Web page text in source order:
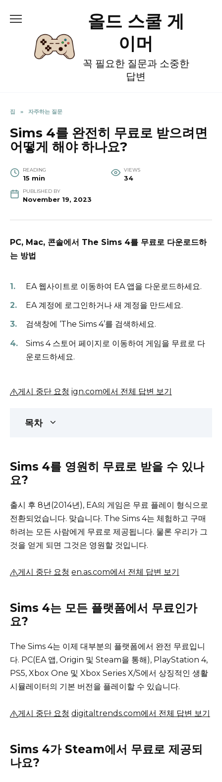
올드 스쿨 게
이머
꼭 필요한 질문과 소중한
답변
집 » 자주하는 질문
Sims 4를 완전히 무료로 받으려면
어떻게 해야 하나요?
READING
15 min
VIEWS
34
PUBLISHED BY
November 19, 2023
PC, Mac, 콘솔에서 The Sims 4를 무료로 다운로드하
는 방법
EA 웹사이트로 이동하여 EA 앱을 다운로드하세요.
EA 계정에 로그인하거나 새 계정을 만드세요.
검색창에 ‘The Sims 4’를 검색하세요.
Sims 4 스토어 페이지로 이동하여 게임을 무료로 다
운로드하세요.
게시 중단 요청 ign.com에서 전체 답변 보기
목차
Sims 4를 영원히 무료로 받을 수 있나
요?
출시 후 8년(2014년), EA의 게임은 무료 플레이 형식으로
전환되었습니다. 맞습니다. The Sims 4는 체험하고 구매
하려는 모든 사람에게 무료로 제공됩니다. 물론 우리가 그
것을 얻게 되면 그것은 영원할 것입니다.
게시 중단 요청 en.as.com에서 전체 답변 보기
Sims 4는 모든 플랫폼에서 무료인가
요?
The Sims 4는 이제 대부분의 플랫폼에서 완전 무료입니
다. PC(EA 앱, Origin 및 Steam을 통해), PlayStation 4,
PS5, Xbox One 및 Xbox Series X/S에서 상징적인 생활
시뮬레이터의 기본 버전을 플레이할 수 있습니다.
게시 중단 요청 digitaltrends.com에서 전체 답변 보기
Sims 4가 Steam에서 무료로 제공되
나요?